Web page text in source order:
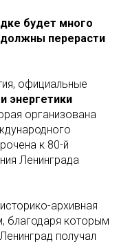
будет много
перерасти
официальные
энергетики
организована
к 80-й
Ленинграда
архивная
благодаря которым
получал